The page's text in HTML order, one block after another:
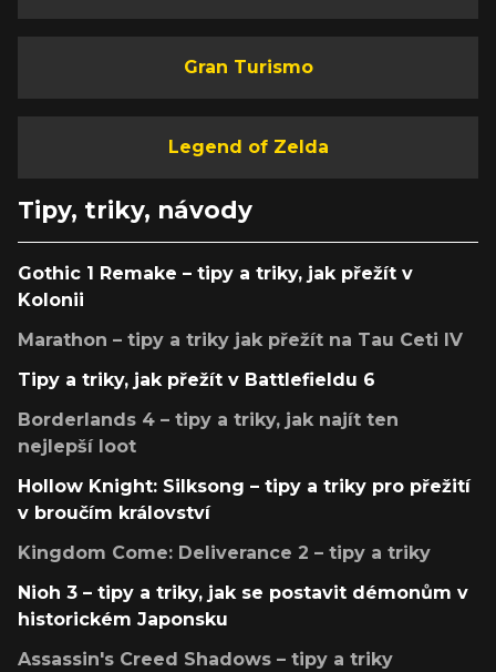
Gran Turismo
Legend of Zelda
Tipy, triky, návody
Gothic 1 Remake – tipy a triky, jak přežít v
Kolonii
Marathon – tipy a triky jak přežít na Tau Ceti IV
Tipy a triky, jak přežít v Battlefieldu 6
Borderlands 4 – tipy a triky, jak najít ten
nejlepší loot
Hollow Knight: Silksong – tipy a triky pro přežití
v broučím království
Kingdom Come: Deliverance 2 – tipy a triky
Nioh 3 – tipy a triky, jak se postavit démonům v
historickém Japonsku
Assassin's Creed Shadows – tipy a triky